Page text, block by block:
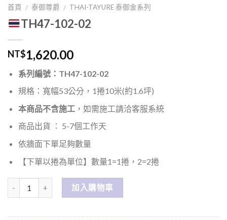
首頁 / 泰御尊爵 / THAI-TAYURE 泰御金系列
TH47-102-02
NT$1,620.00
系列編號：TH47-102-02
規格：寬幅53公分，1捲10米(約1.6坪)
本商品不含施工，如需施工請洽客服系統
商品出貨 ： 5-7個工作天
依牆面下單足夠數量
【下單以捲為單位】數量1=1捲，2=2捲
加入購物車